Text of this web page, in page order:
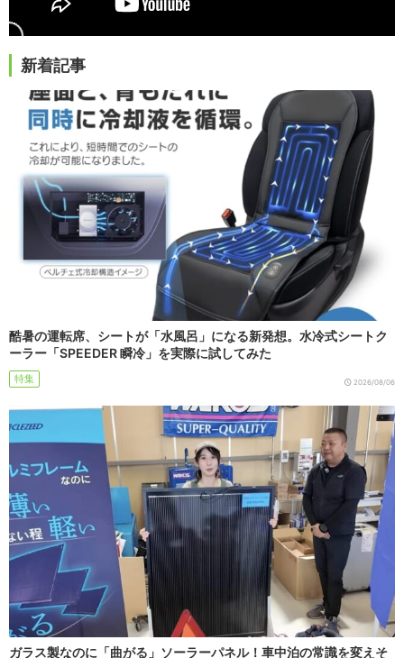
新着記事
酷暑の運転席、シートが「水風呂」になる新発想。水冷式シートク
ーラー「SPEEDER 瞬冷」を実際に試してみた
特集 2026/08/06
ガラス製なのに「曲がる」ソーラーパネル！車中泊の常識を変えそ